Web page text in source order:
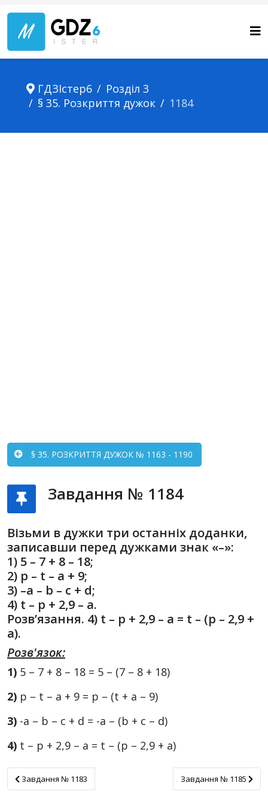
ГДЗІстер6
Розділ 3
§ 35. Розкриття дужок
1184
§ 35. РОЗКРИТТЯ ДУЖОК № 1163 - 1190
Завдання № 1184
Візьми в дужки три останніх доданки,
записавши перед дужками знак «–»:
1) 5 – 7 + 8 – 18;
2) p – t – a + 9;
3) –a – b – c + d;
4) t – p + 2,9 – a.
Розв’язання. 4) t – p + 2,9 – a = t – (p – 2,9 +
a).
Розв'язок:
1) 5 – 7 + 8 – 18 = 5 – (7 – 8 + 18)
2) p – t – a + 9 = p – (t + a – 9)
3) -a – b – c + d = -a – (b + c – d)
4) t – p + 2,9 – a = t – (p – 2,9 + a)
Завдання № 1183
Завдання № 1183 Завдання № 1185
Завдання № 1185